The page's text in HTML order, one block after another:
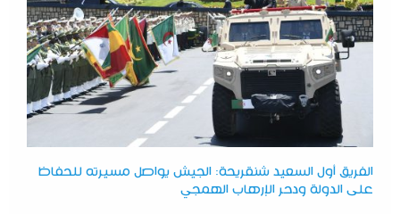
الفريق أول السعيد شنقريحة: الجيش يواصل مسيرته للحفاظ
على الدولة ودحر الإرهاب الهمجي